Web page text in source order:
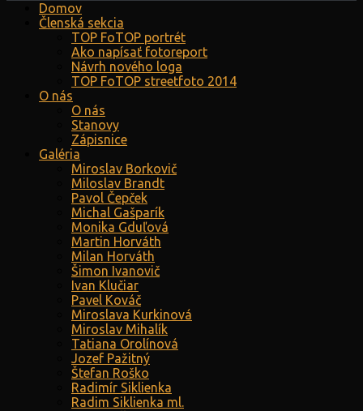
Domov
Členská sekcia
TOP FoTOP portrét
Ako napísať fotoreport
Návrh nového loga
TOP FoTOP streetfoto 2014
O nás
O nás
Stanovy
Zápisnice
Galéria
Miroslav Borkovič
Miloslav Brandt
Pavol Čepček
Michal Gašparík
Monika Gduľová
Martin Horváth
Milan Horváth
Šimon Ivanovič
Ivan Klučiar
Pavel Kováč
Miroslava Kurkinová
Miroslav Mihalík
Tatiana Orolínová
Jozef Pažitný
Štefan Roško
Radimír Siklienka
Radim Siklienka ml.